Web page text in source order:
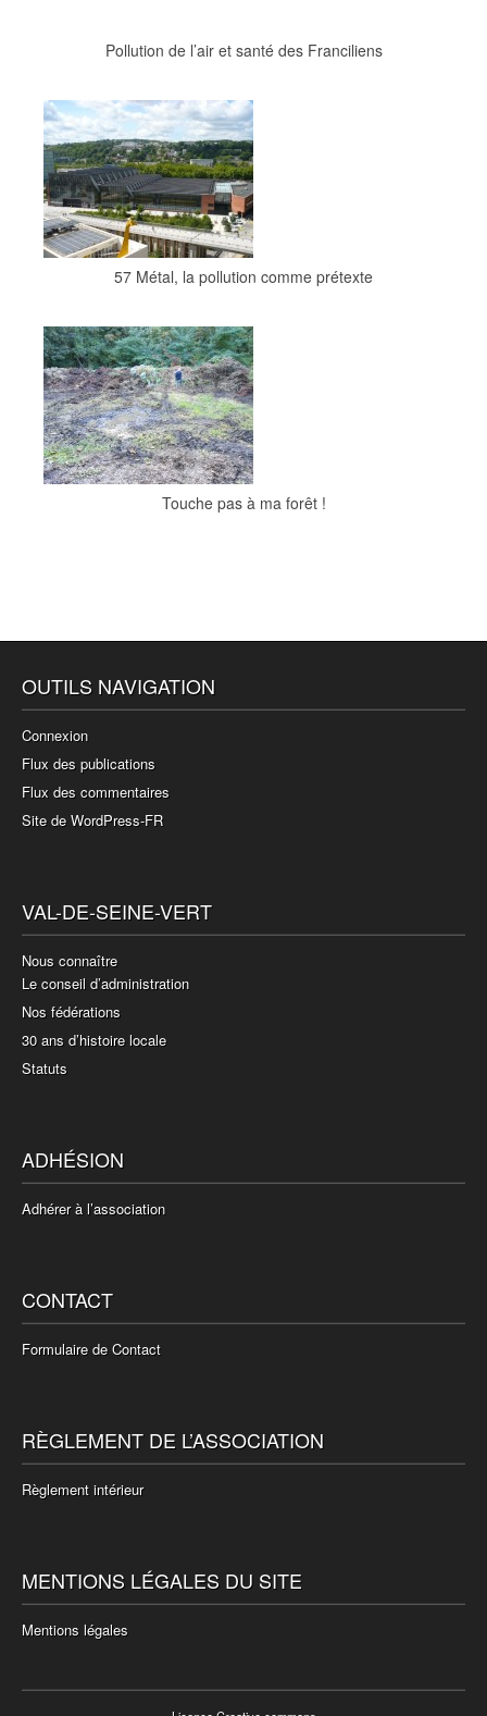
Pollution de l’air et santé des Franciliens
57 Métal, la pollution comme prétexte
Touche pas à ma forêt !
OUTILS NAVIGATION
Connexion
Flux des publications
Flux des commentaires
Site de WordPress-FR
VAL-DE-SEINE-VERT
Nous connaître
Le conseil d’administration
Nos fédérations
30 ans d’histoire locale
Statuts
ADHÉSION
Adhérer à l’association
CONTACT
Formulaire de Contact
RÈGLEMENT DE L’ASSOCIATION
Règlement intérieur
MENTIONS LÉGALES DU SITE
Mentions légales